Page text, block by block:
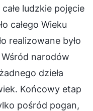
ludzkie pojęcie
całego Wieku
realizowane było
narodów
dzieła
Końcowy etap
pośród pogan,